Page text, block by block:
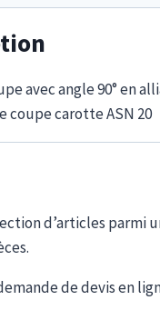
avec angle 90° en
coupe carotte ASN 20
d’articles parmi
de devis en